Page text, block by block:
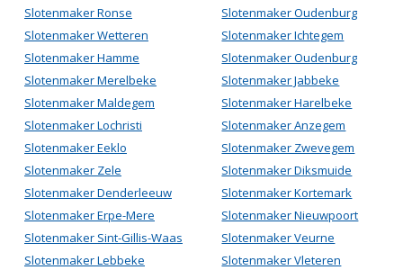
Slotenmaker Ronse
Slotenmaker Wetteren
Slotenmaker Hamme
Slotenmaker Merelbeke
Slotenmaker Maldegem
Slotenmaker Lochristi
Slotenmaker Eeklo
Slotenmaker Zele
Slotenmaker Denderleeuw
Slotenmaker Erpe-Mere
Slotenmaker Sint-Gillis-Waas
Slotenmaker Lebbeke
Slotenmaker Oudenburg
Slotenmaker Ichtegem
Slotenmaker Oudenburg
Slotenmaker Jabbeke
Slotenmaker Harelbeke
Slotenmaker Anzegem
Slotenmaker Zwevegem
Slotenmaker Diksmuide
Slotenmaker Kortemark
Slotenmaker Nieuwpoort
Slotenmaker Veurne
Slotenmaker Vleteren